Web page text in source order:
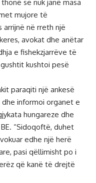
se nuk janë masa
mujore të
në rreth një
avokat dhe anëtar
e fishekzjarrëve të
kushtoi pesë
paraqiti një ankesë
informoi organet e
hungareze dhe
“Sidoqoftë, duhet
edhe një herë
pasi qëllimisht po i
që kanë të drejtë